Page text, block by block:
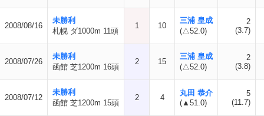
2008/08/16
未勝利
札幌 ダ1000m 11頭
1 10
三浦 皇成
(△52.0)
2
(3.7)
2008/07/26
未勝利
函館 芝1200m 16頭
2 15
三浦 皇成
(△52.0)
2
(3.8)
2008/07/12
未勝利
函館 芝1200m 15頭
2 4
丸田 恭介
(▲51.0)
5
(11.7)